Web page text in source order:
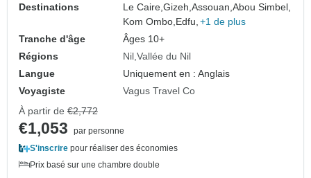
Destinations
Le Caire,Gizeh,Assouan,Abou Simbel,
Kom Ombo, Edfu, +1 de plus
Tranche d'âge
Âges 10+
Régions
Nil Vallée du Nil
Langue
Uniquement en : Anglais
Voyagiste
Vagus Travel Co
À partir de €2,772
€1,053
par personne
S'inscrire pour réaliser des économies
Prix basé sur une chambre double